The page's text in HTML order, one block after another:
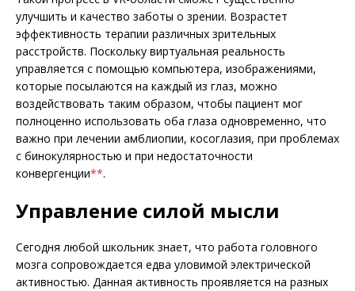
улучшить и качество заботы о зрении. Возрастет
эффективность терапии различных зрительных
расстройств. Поскольку виртуальная реальность
управляется с помощью компьютера, изображениями,
которые посылаются на каждый из глаз, можно
воздействовать таким образом, чтобы пациент мог
полноценно использовать оба глаза одновременно, что
важно при лечении амблиопии, косоглазия, при проблемах
с бинокулярностью и при недостаточности
конвергенции**.
Управление силой мысли
Сегодня любой школьник знает, что работа головного
мозга сопровождается едва уловимой электрической
активностью. Данная активность проявляется на разных